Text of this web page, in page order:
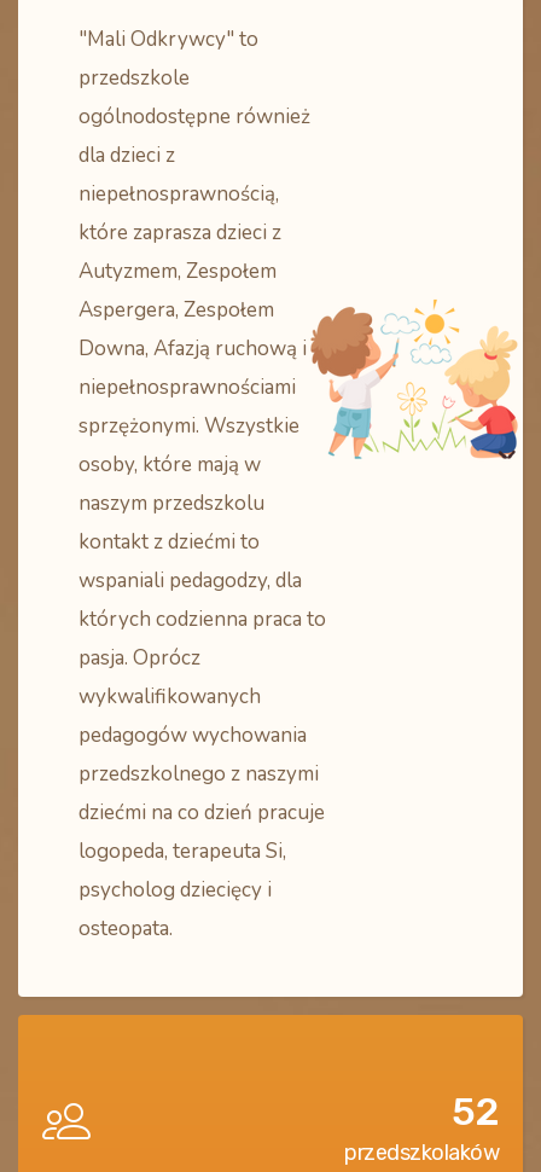
"Mali Odkrywcy" to
przedszkole
ogólnodostępne również
dla dzieci z
niepełnosprawnością,
które zaprasza dzieci z
Autyzmem, Zespołem
Aspergera, Zespołem
Downa, Afazją ruchową i
niepełnosprawnościami
sprzężonymi. Wszystkie
osoby, które mają w
naszym przedszkolu
kontakt z dziećmi to
wspaniali pedagodzy, dla
których codzienna praca to
pasja. Oprócz
wykwalifikowanych
pedagogów wychowania
przedszkolnego z naszymi
dziećmi na co dzień pracuje
logopeda, terapeuta Si,
psycholog dziecięcy i
osteopata.
52
przedszkolaków